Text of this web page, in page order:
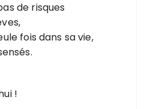
de risques
fois dans sa vie,
!